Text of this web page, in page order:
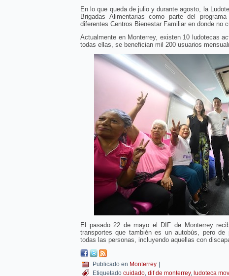
En lo que queda de julio y durante agosto, la
Brigadas Alimentarias como parte del
diferentes Centros Bienestar Familiar en donde no
Actualmente en Monterrey, existen 10 ludotecas
todas ellas, se benefician mil 200 usuarios
El pasado 22 de mayo el DIF de Monterrey
transportes que también es un autobús, pero
todas las personas, incluyendo aquellas con
Publicado en Monterrey
Etiquetado cuidado, dif de monterrey, ludoteca